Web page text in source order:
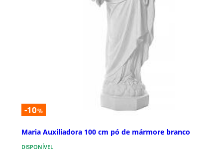
-10%
Maria Auxiliadora 100 cm pó de mármore branco
DISPONÍVEL